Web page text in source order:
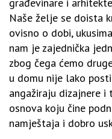
Naše želje se doista
ovisno o dobi,
nam je zajednička
zbog čega ćemo
u domu nije lako
angažiraju dizajnere i
osnova koju čine
namještaja i dobro